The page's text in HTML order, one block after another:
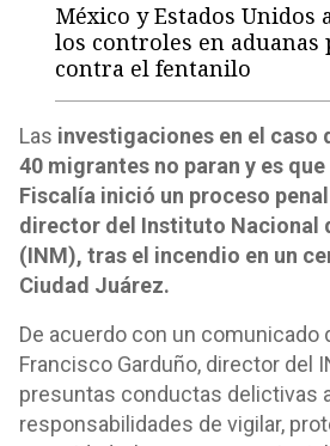
México y Estados Unidos
los controles en aduanas
contra el fentanilo
Las investigaciones en el caso
40 migrantes no paran y es
Fiscalía inició un proceso
director del Instituto Nacional
(INM), tras el incendio en un
Ciudad Juárez.
De acuerdo con un comunicado
Francisco Garduño, director del
presuntas conductas delictivas
responsabilidades de vigilar,